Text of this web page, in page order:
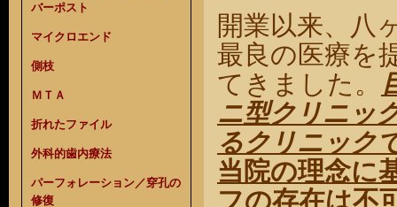
バーポスト
マイクロエンド
側枝
ＭＴＡ
折れたファイル
外科的歯内療法
パーフォレーション／穿孔の
修復
開業以来、八
最良の医療を
てきました。
ニ型クリニッ
るクリニック
当院の理念に
フの存在は不